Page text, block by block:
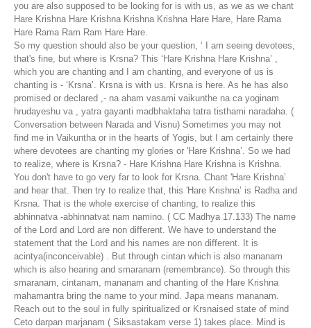
you are also supposed to be looking for is with us, as we as we chant
Hare Krishna Hare Krishna Krishna Krishna Hare Hare, Hare Rama
Hare Rama Ram Ram Hare Hare.
So my question should also be your question, ‘ I am seeing devotees,
that's fine, but where is Krsna? This ‘Hare Krishna Hare Krishna’ ,
which you are chanting and I am chanting, and everyone of us is
chanting is - ‘Krsna’. Krsna is with us. Krsna is here. As he has also
promised or declared ,- na aham vasami vaikunthe na ca yoginam
hrudayeshu va , yatra gayanti madbhaktaha tatra tisthami naradaha. (
Conversation between Narada and Visnu) Sometimes you may not
find me in Vaikuntha or in the hearts of Yogis, but I am certainly there
where devotees are chanting my glories or 'Hare Krishna’. So we had
to realize, where is Krsna? - Hare Krishna Hare Krishna is Krishna.
You don't have to go very far to look for Krsna. Chant 'Hare Krishna’
and hear that. Then try to realize that, this 'Hare Krishna’ is Radha and
Krsna. That is the whole exercise of chanting, to realize this
abhinnatva -abhinnatvat nam namino. ( CC Madhya 17.133) The name
of the Lord and Lord are non different. We have to understand the
statement that the Lord and his names are non different. It is
acintya(inconceivable) . But through cintan which is also mananam
which is also hearing and smaranam (remembrance). So through this
smaranam, cintanam, mananam and chanting of the Hare Krishna
mahamantra bring the name to your mind. Japa means mananam.
Reach out to the soul in fully spiritualized or Krsnaised state of mind
Ceto darpan marjanam ( Siksastakam verse 1) takes place. Mind is